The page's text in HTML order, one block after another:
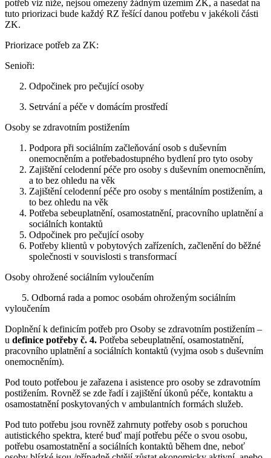
potřeb viz níže, nejsou omezeny žádným územím ZK, a nasedat na
tuto priorizaci bude každý RZ řešící danou potřebu v jakékoli části
ZK.
Priorizace potřeb za ZK:
Senioři:
2. Odpočinek pro pečující osoby
3. Setrvání a péče v domácím prostředí
Osoby se zdravotním postižením
Podpora při sociálním začleňování osob s duševním
onemocněním a potřebadostupného bydlení pro tyto osoby
Zajištění celodenní péče pro osoby s duševním onemocněním,
a to bez ohledu na věk
Zajištění celodenní péče pro osoby s mentálním postižením, a
to bez ohledu na věk
Potřeba sebeuplatnění, osamostatnění, pracovního uplatnění a
sociálních kontaktů
Odpočinek pro pečující osoby
Potřeby klientů v pobytových zařízeních, začlenění do běžné
společnosti v souvislosti s transformací
Osoby ohrožené sociálním vyloučením
5. Odborná rada a pomoc osobám ohroženým sociálním
vyloučením
Doplnění k definicím potřeb pro Osoby se zdravotním postižením –
u definice potřeby č. 4. Potřeba sebeuplatnění, osamostatnění,
pracovního uplatnění a sociálních kontaktů (vyjma osob s duševním
onemocněním).
Pod touto potřebou je zařazena i asistence pro osoby se zdravotním
postižením. Rovněž se zde řadí i zajištění úkonů péče, kontaktu a
osamostatnění poskytovaných v ambulantních formách služeb.
Pod tuto potřebu jsou rovněž zahrnuty potřeby osob s poruchou
autistického spektra, které buď mají potřebu péče o svou osobu,
potřebu osamostatnění a sociálních kontaktů během dne, neboť